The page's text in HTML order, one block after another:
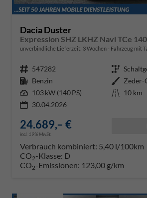
Dacia Duster
Expression SHZ LKHZ Navi TCe 140
unverbindliche Lieferzeit: 3 Wochen Fahrzeug mit
Fahrzeugnr. 547282 Getriebe
Kraftstoff Benzin Außenfarbe Zeder-
Leistung 103 kW (140 PS) Kilometerstand 10 km
30.04.2026
24.689,– €
incl. 19% MwSt.
Verbrauch kombiniert: 5,40 l/100km
CO2-Klasse: D
CO2-Emissionen: 123,00 g/km